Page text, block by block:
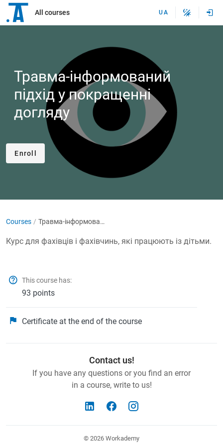
All courses UA
Травма-інформований
підхід у покращенні
догляду
Enroll
Courses Травма-інформований підхід у покращенні догляду
Курс для фахівців і фахівчинь, які працюють із дітьми.
This course has:
93 points
Certificate at the end of the course
Contact us!
If you have any questions or you find an error
in a course, write to us!
© 2026 Workademy